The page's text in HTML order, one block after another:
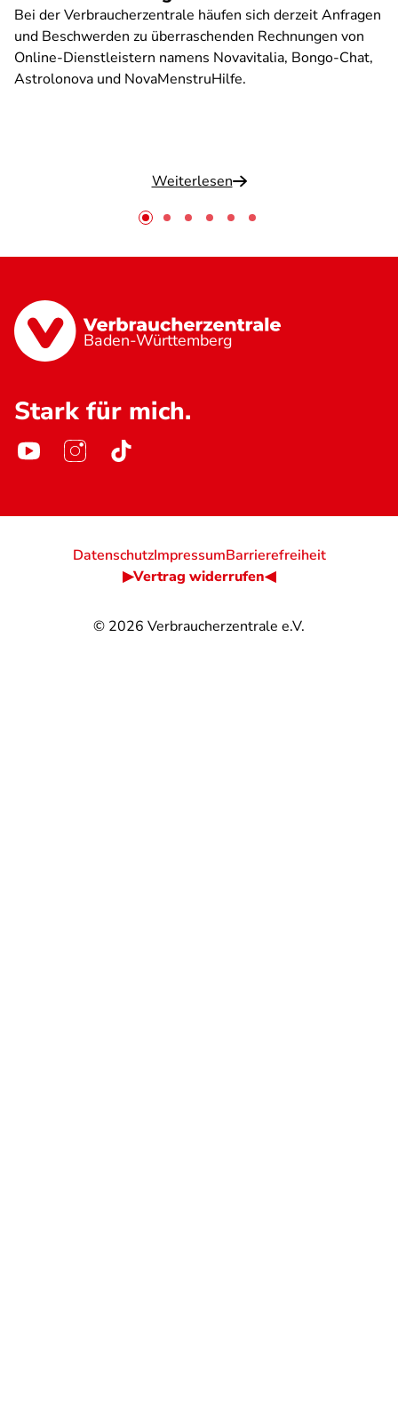
Bei der Verbraucherzentrale häufen sich derzeit Anfragen
und Beschwerden zu überraschenden Rechnungen von
Online-Dienstleistern namens Novavitalia, Bongo-Chat,
Astrolonova und NovaMenstruHilfe.
Weiterlesen
Baden-Württemberg
Stark für mich.
© 2026 Verbraucherzentrale e.V.
DatenschutzImpressumBarrierefreiheit
▶Vertrag widerrufen◀